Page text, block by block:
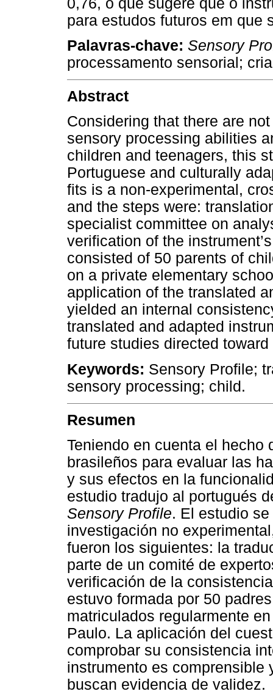
para estudos futuros em que
Palavras-chave: Sensory
processamento sensorial;
Abstract
Considering that there are
sensory processing abilities
children and teenagers, this
Portuguese and culturally
fits is a non-experimental,
and the steps were:
specialist committee on
verification of the
consisted of 50 parents of
on a private elementary
application of the translated
yielded an internal
translated and adapted
future studies directed
Keywords: Sensory Profile;
sensory processing; child.
Resumen
Teniendo en cuenta el hecho
brasileños para evaluar las
y sus efectos en la
estudio tradujo al portugués
Sensory Profile. El estudio
investigación no
fueron los siguientes: la
parte de un comité de
verificación de la
estuvo formada por 50
matriculados regularmente
Paulo. La aplicación del
comprobar su consistencia
instrumento es comprensible
buscan evidencia de validez.